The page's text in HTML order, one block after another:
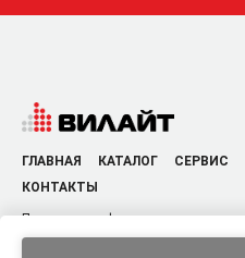
ГЛАВНАЯ КАТАЛОГ СЕРВИС
КОНТАКТЫ
Политика конфиденциальности